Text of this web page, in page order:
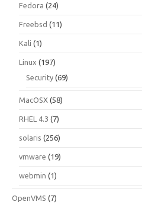
Fedora (24)
Freebsd (11)
Kali (1)
Linux (197)
Security (69)
MacOSX (58)
RHEL 4.3 (7)
solaris (256)
vmware (19)
webmin (1)
OpenVMS (7)